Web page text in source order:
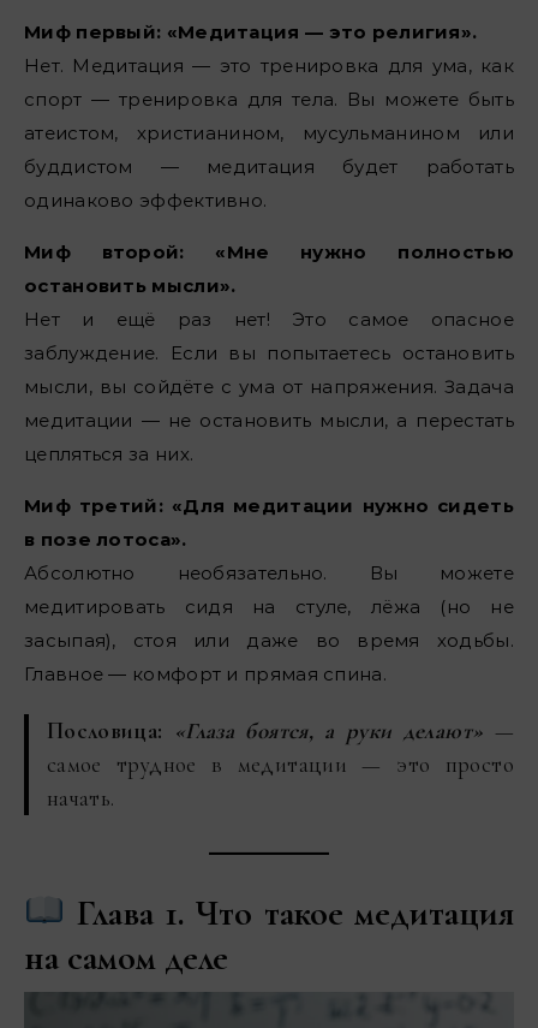
Миф первый: «Медитация — это религия».
Нет. Медитация — это тренировка для ума, как
спорт — тренировка для тела. Вы можете быть
атеистом, христианином, мусульманином или
буддистом — медитация будет работать
одинаково эффективно.
Миф второй: «Мне нужно полностью
остановить мысли».
Нет и ещё раз нет! Это самое опасное
заблуждение. Если вы попытаетесь остановить
мысли, вы сойдёте с ума от напряжения. Задача
медитации — не остановить мысли, а перестать
цепляться за них.
Миф третий: «Для медитации нужно сидеть
в позе лотоса».
Абсолютно необязательно. Вы можете
медитировать сидя на стуле, лёжа (но не
засыпая), стоя или даже во время ходьбы.
Главное — комфорт и прямая спина.
Пословица: «Глаза боятся, а руки делают» —
самое трудное в медитации — это просто
начать.
Глава 1. Что такое медитация
на самом деле